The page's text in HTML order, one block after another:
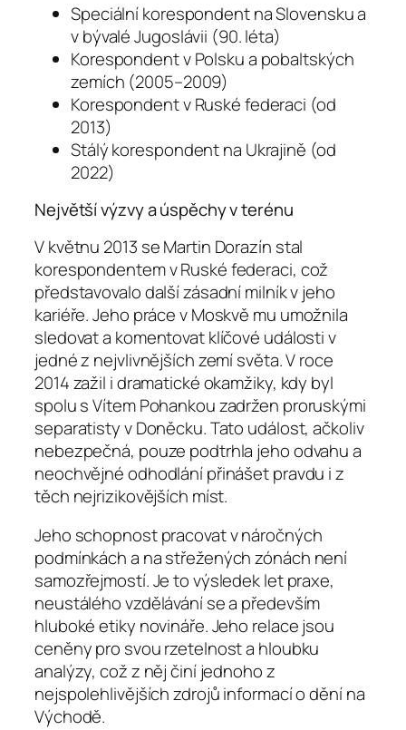
Speciální korespondent na Slovensku a
v bývalé Jugoslávii (90. léta)
Korespondent v Polsku a pobaltských
zemích (2005–2009)
Korespondent v Ruské federaci (od
2013)
Stálý korespondent na Ukrajině (od
2022)
Největší výzvy a úspěchy v terénu
V květnu 2013 se Martin Dorazín stal
korespondentem v Ruské federaci, což
představovalo další zásadní milník v jeho
kariéře. Jeho práce v Moskvě mu umožnila
sledovat a komentovat klíčové události v
jedné z nejvlivnějších zemí světa. V roce
2014 zažil i dramatické okamžiky, kdy byl
spolu s Vítem Pohankou zadržen proruskými
separatisty v Doněcku. Tato událost, ačkoliv
nebezpečná, pouze podtrhla jeho odvahu a
neochvějné odhodlání přinášet pravdu i z
těch nejrizikovějších míst.
Jeho schopnost pracovat v náročných
podmínkách a na střežených zónách není
samozřejmostí. Je to výsledek let praxe,
neustálého vzdělávání se a především
hluboké etiky novináře. Jeho relace jsou
ceněny pro svou rzetelnost a hloubku
analýzy, což z něj činí jednoho z
nejspolehlivějších zdrojů informací o dění na
Východě.